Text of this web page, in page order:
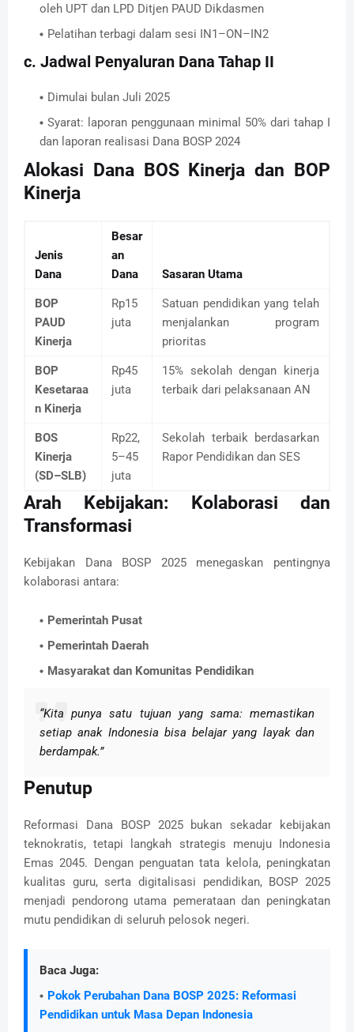
oleh UPT dan LPD Ditjen PAUD Dikdasmen
Pelatihan terbagi dalam sesi IN1–ON–IN2
c. Jadwal Penyaluran Dana Tahap II
Dimulai bulan Juli 2025
Syarat: laporan penggunaan minimal 50% dari tahap I
dan laporan realisasi Dana BOSP 2024
Alokasi Dana BOS Kinerja dan BOP
Kinerja
Jenis
Dana
Besar
an
Dana
Sasaran Utama
BOP
PAUD
Kinerja
Rp15
juta
Satuan pendidikan yang telah
menjalankan program
prioritas
BOP
Kesetaraa
n Kinerja
Rp45
juta
15% sekolah dengan kinerja
terbaik dari pelaksanaan AN
BOS
Kinerja
(SD–SLB)
Rp22,
5–45
juta
Sekolah terbaik berdasarkan
Rapor Pendidikan dan SES
Arah Kebijakan: Kolaborasi dan
Transformasi
Kebijakan Dana BOSP 2025 menegaskan pentingnya
kolaborasi antara:
Pemerintah Pusat
Pemerintah Daerah
Masyarakat dan Komunitas Pendidikan
“Kita punya satu tujuan yang sama: memastikan
setiap anak Indonesia bisa belajar yang layak dan
berdampak.”
Penutup
Reformasi Dana BOSP 2025 bukan sekadar kebijakan
teknokratis, tetapi langkah strategis menuju Indonesia
Emas 2045. Dengan penguatan tata kelola, peningkatan
kualitas guru, serta digitalisasi pendidikan, BOSP 2025
menjadi pendorong utama pemerataan dan peningkatan
mutu pendidikan di seluruh pelosok negeri.
Baca Juga:
Pokok Perubahan Dana BOSP 2025: Reformasi
Pendidikan untuk Masa Depan Indonesia